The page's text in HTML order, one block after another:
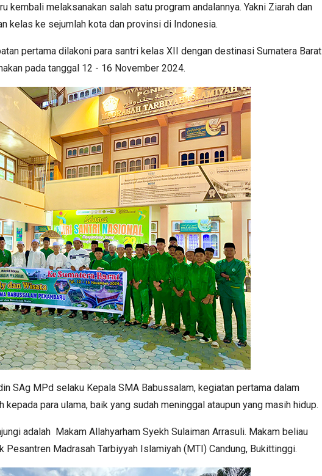
kembali melaksanakan salah satu program andalannya. Yakni Ziarah dan
kelas ke sejumlah kota dan provinsi di Indonesia.
pertama dilakoni para santri kelas XII dengan destinasi Sumatera Barat
pada tanggal 12 - 16 November 2024.
SAg MPd selaku Kepala SMA Babussalam, kegiatan pertama dalam
kepada para ulama, baik yang sudah meninggal ataupun yang masih hidup.
adalah Makam Allahyarham Syekh Sulaiman Arrasuli. Makam beliau
Madrasah Tarbiyyah Islamiyah (MTI) Candung, Bukittinggi.